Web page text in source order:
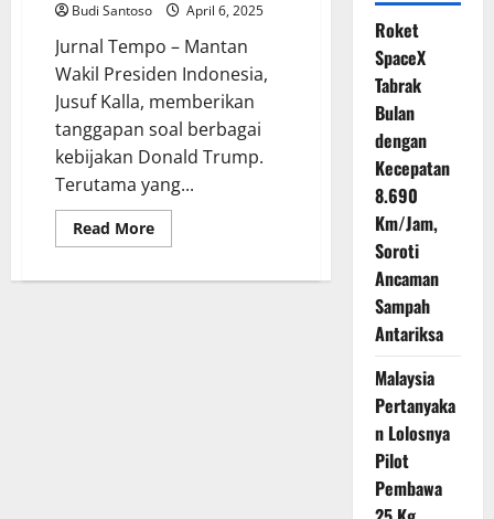
Budi Santoso April 6, 2025
Jurnal Tempo – Mantan
Wakil Presiden Indonesia,
Jusuf Kalla, memberikan
tanggapan soal berbagai
kebijakan Donald Trump.
Terutama yang...
Read MoreRead
more
Jusuf
Roket
SpaceX
Tabrak
Bulan
dengan
Kecepatan
8.690
Km/Jam,
Soroti
Ancaman
Sampah
Antariksa
Malaysia
Pertanyaka
n Lolosnya
Pilot
Pembawa